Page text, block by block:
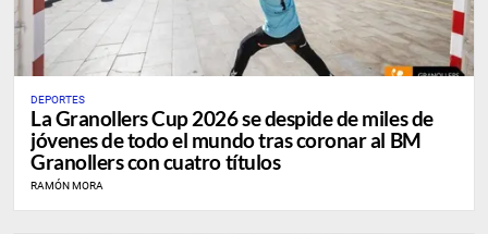
DEPORTES
La Granollers Cup 2026 se despide de miles de
jóvenes de todo el mundo tras coronar al BM
Granollers con cuatro títulos
RAMÓN MORA